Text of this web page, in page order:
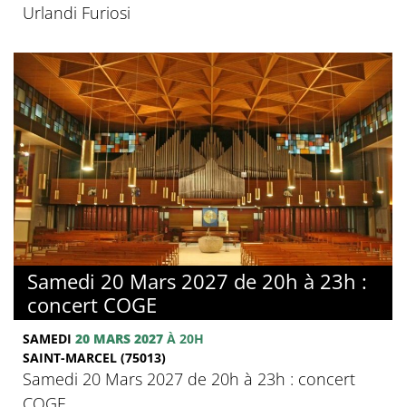
Urlandi Furiosi
Samedi 20 Mars 2027 de 20h à 23h :
concert COGE
SAMEDI 20 MARS 2027 À 20H
SAINT-MARCEL (75013)
Samedi 20 Mars 2027 de 20h à 23h : concert